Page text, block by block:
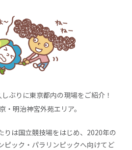
ぶりに東京都内の現場をご紹介！
・明治神宮外苑エリア。
りは国立競技場をはじめ、2020年の
ピック・パラリンピックへ向けてど